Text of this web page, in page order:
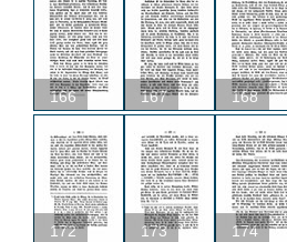
166 167 168
172 173 174